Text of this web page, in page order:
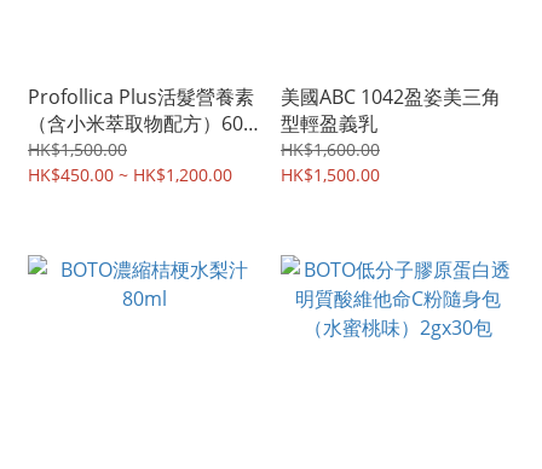
Profollica Plus活髮營養素
（含小米萃取物配方）60
粒膠囊
HK$1,500.00
HK$450.00 ~ HK$1,200.00
美國ABC 1042盈姿美三角
型輕盈義乳
HK$1,600.00
HK$1,500.00